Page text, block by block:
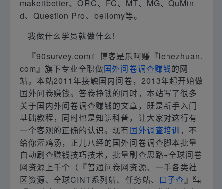
makeitbetter、ORC、FC、MT、MG、QuMin
d、Question Pro、bellomy等。
我做什么学员就做什么！
『90survey.com』博客是乐呵赚『lehezhuan.
com』旗下专业全职做国外问卷调查赚钱的网
站。本站2011年接触国内问卷，2013年起开始做
国外问卷赚钱。答卷挣钱的同时，本站写了很多
关于国内外问卷调查赚钱的文章，既是新手入门
基础教程，同时也是知识科普，让大家对这行有
一个客观的正确的认识。现有国外调查培训 ，不
给你灌鸡汤，正儿八经的国外问卷调查脚本批量
自动刷查赚钱技巧技术，批量刷查思路+全球问卷
网资源上千个（『普通问卷网资源、一手各类社
区资源、全球CINT系列站、任务站、 口子查』↹